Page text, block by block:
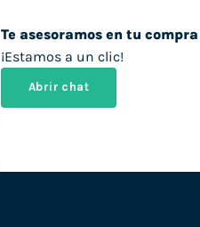
Te asesoramos en tu compra
¡Estamos a un clic!
Abrir chat